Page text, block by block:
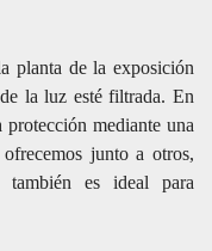
planta de la exposición
la luz esté filtrada. En
protección mediante una
junto a otros,
también es ideal para